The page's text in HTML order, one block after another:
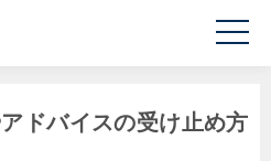
ドバイスの受け止め方